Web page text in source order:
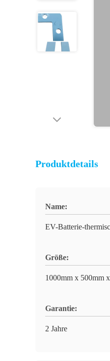
Produktdetails
Name:
EV-Batterie-
Größe:
1000mm x 500mm
Garantie:
2 Jahre